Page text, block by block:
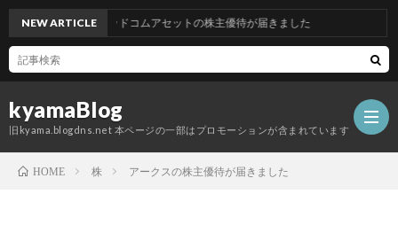
kyamaBlog
旧kyama.blogdns.net 本ページの一部はプロモーションが含まれています
NEW ARTICLEグッドコムアセットの株主優待が届きました
HOME 株 アークスの株主優待が届きました